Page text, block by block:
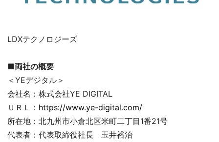
LDXテクノロジーズ
■両社の概要
＜YEデジタル＞
会社名：株式会社YE DIGITAL
ＵＲＬ： https://www.ye-digital.com/
所在地：北九州市小倉北区米町二丁目1番21号
代表者：代表取締役社長 玉井裕治